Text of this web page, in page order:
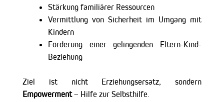
Stärkung familiärer Ressourcen
Vermittlung von Sicherheit im Umgang mit
Kindern
Förderung einer gelingenden Eltern-Kind-
Beziehung
Ziel ist nicht Erziehungsersatz, sondern
Empowerment– Hilfe zur Selbsthilfe.